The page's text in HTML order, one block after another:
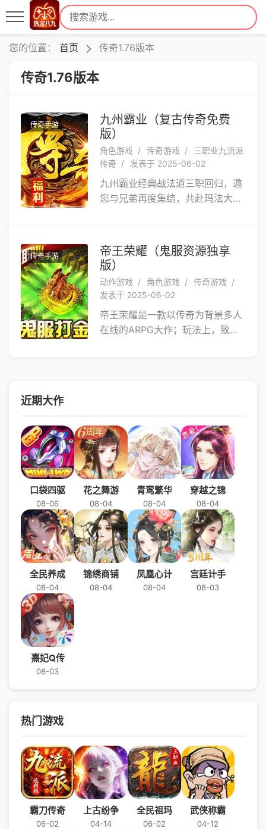
您的位置： 首页 传奇1.76版本
传奇1.76版本
传奇手游
九州霸业（复古传奇免费
版）
角色游戏 传奇游戏
三职业九流派
传奇
发表于 2025-06-02
九州霸业经典战法道三职回归，邀
您与兄弟再度集结，共赴玛法大陆
有多元提升体系等待发掘，让成长
之路充满挑战与乐趣。沙城激战、
跨服活动开启，召集战友争夺荣耀
王座，丰富奖励等你来拿。重燃青
春热血，书写属于你们的传奇篇
章！
传奇手游
帝王荣耀（鬼服资源独享
版）
动作游戏 角色游戏
传奇游戏
发表于 2025-06-02
帝王荣耀是一款以传奇为背景多人
在线的ARPG大作；玩法上，致敬
图，神装满地爆、在线领取无敌连
击神技、战宠助战，刀刀麻痹等众
多新颖特色玩法，力求为广大玩家
带来经典激情的攻城体验。游戏中
新增的三职业专属连击技能让战战
斗有了更多的策略和趣味性。
近期大作
口袋四驱
08-06
花之舞游
08-04
青鸾繁华
08-04
穿越之锦
08-04
全民养成
08-04
锦绣商铺
08-04
凤凰心计
08-04
宫廷计手
08-03
熹妃Q传
08-03
热门游戏
霸刀传奇
06-02
上古纷争
04-14
全民祖玛
06-02
武侠称霸
04-12